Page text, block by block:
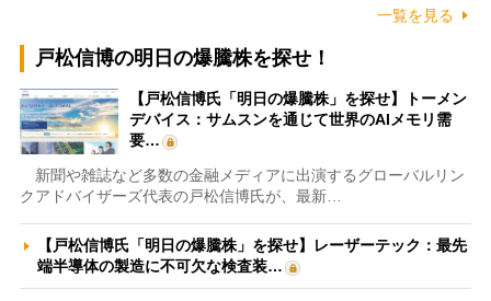
一覧を見る
戸松信博の明日の爆騰株を探せ！
【戸松信博氏「明日の爆騰株」を探せ】トーメン
デバイス：サムスンを通じて世界のAIメモリ需
要…
新聞や雑誌など多数の金融メディアに出演するグローバルリン
クアドバイザーズ代表の戸松信博氏が、最新…
【戸松信博氏「明日の爆騰株」を探せ】レーザーテック：最先
端半導体の製造に不可欠な検査装…